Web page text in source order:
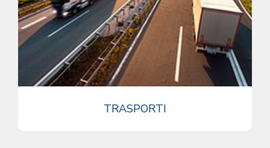
TRASPORTI